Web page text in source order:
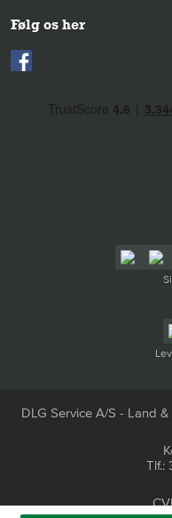
Følg os her
DLG Service A/S - Land
Tlf.: